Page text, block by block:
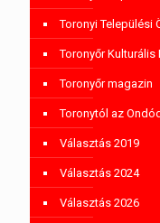
Toronyi Települési
Toronyőr Kulturális
Toronyőr magazin
Toronytól az
Választás 2019
Választás 2024
Választás 2026